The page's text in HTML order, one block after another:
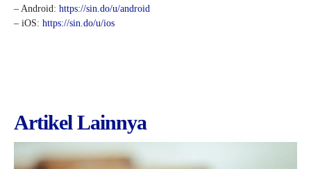
– Android: https://sin.do/u/android
– iOS: https://sin.do/u/ios
Artikel Lainnya